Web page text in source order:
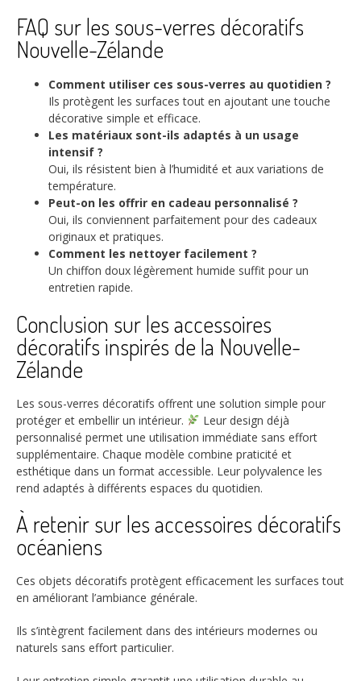
FAQ sur les sous-verres décoratifs
Nouvelle-Zélande
Comment utiliser ces sous-verres au quotidien ?
Ils protègent les surfaces tout en ajoutant une touche
décorative simple et efficace.
Les matériaux sont-ils adaptés à un usage
intensif ?
Oui, ils résistent bien à l’humidité et aux variations de
température.
Peut-on les offrir en cadeau personnalisé ?
Oui, ils conviennent parfaitement pour des cadeaux
originaux et pratiques.
Comment les nettoyer facilement ?
Un chiffon doux légèrement humide suffit pour un
entretien rapide.
Conclusion sur les accessoires
décoratifs inspirés de la Nouvelle-
Zélande
Les sous-verres décoratifs offrent une solution simple pour
protéger et embellir un intérieur.
Leur design déjà
personnalisé permet une utilisation immédiate sans effort
supplémentaire. Chaque modèle combine praticité et
esthétique dans un format accessible. Leur polyvalence les
rend adaptés à différents espaces du quotidien.
À retenir sur les accessoires décoratifs
océaniens
Ces objets décoratifs protègent efficacement les surfaces tout
en améliorant l’ambiance générale.
Ils s’intègrent facilement dans des intérieurs modernes ou
naturels sans effort particulier.